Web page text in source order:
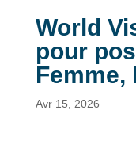
World
pour
Femme,
Avr 15, 2026